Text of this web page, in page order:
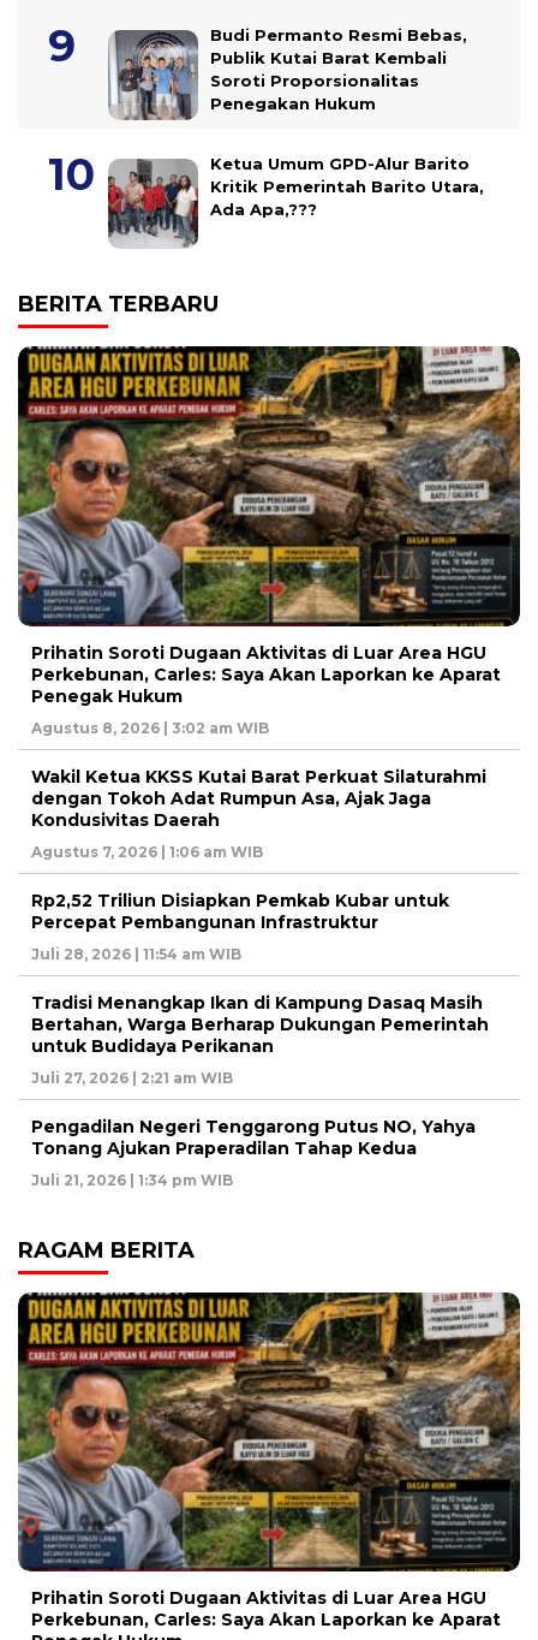
Budi Permanto Resmi Bebas,
Publik Kutai Barat Kembali
Soroti Proporsionalitas
Penegakan Hukum
Ketua Umum GPD-Alur Barito
Kritik Pemerintah Barito Utara,
Ada Apa,???
BERITA TERBARU
Prihatin Soroti Dugaan Aktivitas di Luar Area HGU
Perkebunan, Carles: Saya Akan Laporkan ke Aparat
Penegak Hukum
Agustus 8, 2026 | 3:02 am WIB
Wakil Ketua KKSS Kutai Barat Perkuat Silaturahmi
dengan Tokoh Adat Rumpun Asa, Ajak Jaga
Kondusivitas Daerah
Agustus 7, 2026 | 1:06 am WIB
Rp2,52 Triliun Disiapkan Pemkab Kubar untuk
Percepat Pembangunan Infrastruktur
Juli 28, 2026 | 11:54 am WIB
Tradisi Menangkap Ikan di Kampung Dasaq Masih
Bertahan, Warga Berharap Dukungan Pemerintah
untuk Budidaya Perikanan
Juli 27, 2026 | 2:21 am WIB
Pengadilan Negeri Tenggarong Putus NO, Yahya
Tonang Ajukan Praperadilan Tahap Kedua
Juli 21, 2026 | 1:34 pm WIB
RAGAM BERITA
Prihatin Soroti Dugaan Aktivitas di Luar Area HGU
Perkebunan, Carles: Saya Akan Laporkan ke Aparat